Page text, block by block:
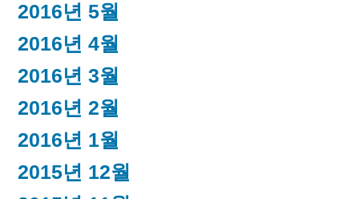
2016년 5월
2016년 4월
2016년 3월
2016년 2월
2016년 1월
2015년 12월